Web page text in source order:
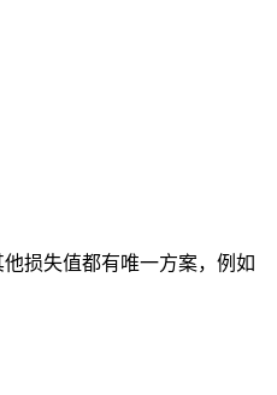
损失值都有唯一方案，例如